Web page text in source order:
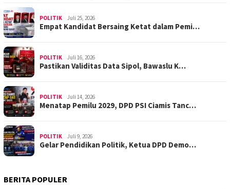
POLITIK Juli 25, 2026
Empat Kandidat Bersaing Ketat dalam Pemi…
POLITIK Juli 16, 2026
Pastikan Validitas Data Sipol, Bawaslu K…
POLITIK Juli 14, 2026
Menatap Pemilu 2029, DPD PSI Ciamis Tanc…
POLITIK Juli 9, 2026
Gelar Pendidikan Politik, Ketua DPD Demo…
BERITA POPULER